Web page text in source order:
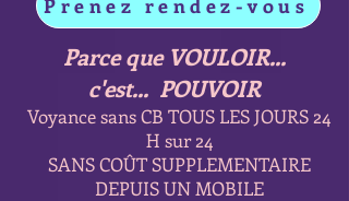
Prenez rendez-vous
Parce que VOULOIR...
c'est... POUVOIR
Voyance sans CB TOUS LES JOURS 24
H sur 24
SANS COÛT SUPPLEMENTAIRE
DEPUIS UN MOBILE